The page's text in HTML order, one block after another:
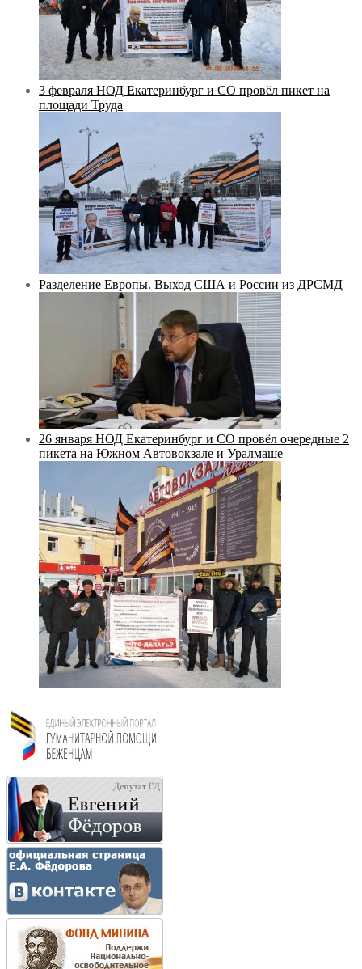
3 февраля НОД Екатеринбург и СО провёл пикет на
площади Труда
Разделение Европы. Выход США и России из ДРСМД
26 января НОД Екатеринбург и СО провёл очередные 2
пикета на Южном Автовокзале и Уралмаше